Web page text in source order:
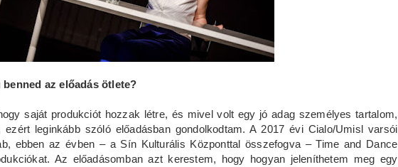
az előadás ötlete?
saját produkciót hozzak létre, és mivel volt egy jó adag személyes tartalom,
leginkább szóló előadásban gondolkodtam. A 2017 évi Cialo/Umisl varsói
ebben az évben – a Sín Kulturális Központtal összefogva – Time and Dance
Az előadásomban azt kerestem, hogy hogyan jeleníthetem meg egy